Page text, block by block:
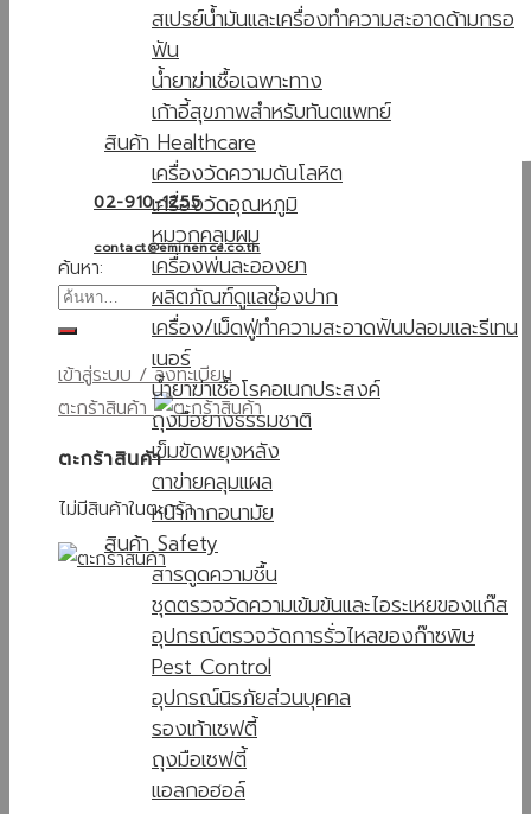
02-910-1255
contact@eminence.co.th
ค้นหา:
เข้าสู่ระบบ / ลงทะเบียน
ตะกร้าสินค้า
ตะกร้าสินค้า
ไม่มีสินค้าในตะกร้า
สเปรย์น้ำมันและเครื่องทำความสะอาดด้ามกรอ
ฟัน
น้ำยาฆ่าเชื้อเฉพาะทาง
เก้าอี้สุขภาพสำหรับทันตแพทย์
สินค้า Healthcare
เครื่องวัดความดันโลหิต
เครื่องวัดอุณหภูมิ
หมวกคลุมผม
เครื่องพ่นละอองยา
ผลิตภัณฑ์ดูแลช่องปาก
เครื่อง/เม็ดฟู่ทำความสะอาดฟันปลอมและรีเทน
เนอร์
น้ำยาฆ่าเชื้อโรคอเนกประสงค์
ถุงมือยางธรรมชาติ
เข็มขัดพยุงหลัง
ตาข่ายคลุมแผล
หน้ากากอนามัย
สินค้า Safety
สารดูดความชื้น
ชุดตรวจวัดความเข้มข้นและไอระเหยของแก๊ส
อุปกรณ์ตรวจวัดการรั่วไหลของก๊าซพิษ
Pest Control
อุปกรณ์นิรภัยส่วนบุคคล
รองเท้าเซฟตี้
ถุงมือเซฟตี้
แอลกอฮอล์